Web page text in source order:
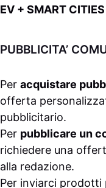
EV + SMART
PUBBLICITA’
Per acquistare
offerta
pubblicitario.
Per pubblicare un
richiedere una
alla redazione.
Per inviarci prodotti